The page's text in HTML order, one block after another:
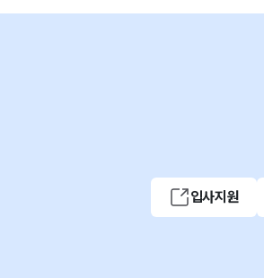
입사지원